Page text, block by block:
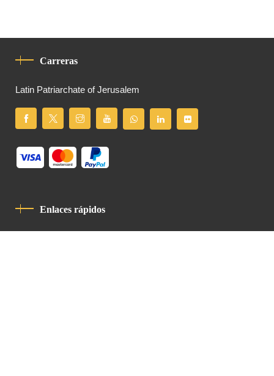
Carreras
Latin Patriarchate of Jerusalem
Enlaces rápidos